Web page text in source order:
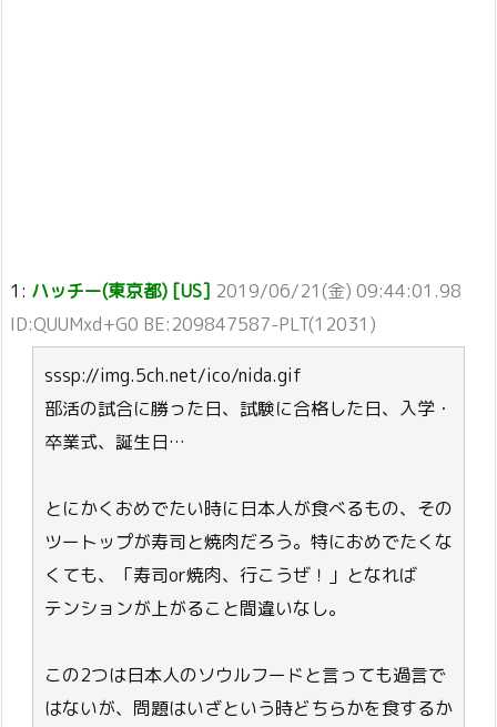
1: ハッチー(東京都) [US] 2019/06/21(金) 09:44:01.98
ID:QUUMxd+G0 BE:209847587-PLT(12031)
sssp://img.5ch.net/ico/nida.gif
部活の試合に勝った日、試験に合格した日、入学・
卒業式、誕生日…
とにかくおめでたい時に日本人が食べるもの、その
ツートップが寿司と焼肉だろう。特におめでたくな
くても、「寿司or焼肉、行こうぜ！」となれば
テンションが上がること間違いなし。
この2つは日本人のソウルフードと言っても過言で
はないが、問題はいざという時どちらかを食するか